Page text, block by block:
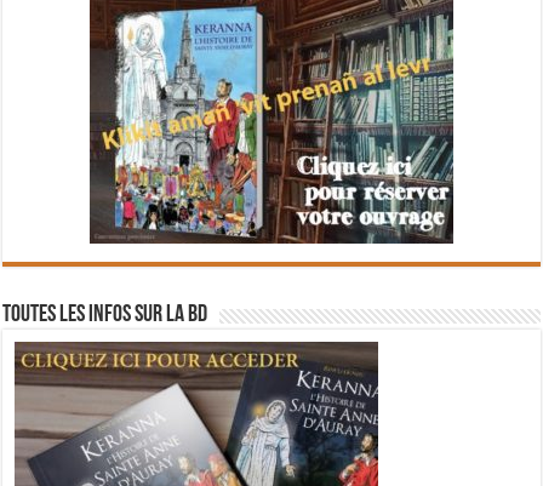
Toutes les infos sur la BD